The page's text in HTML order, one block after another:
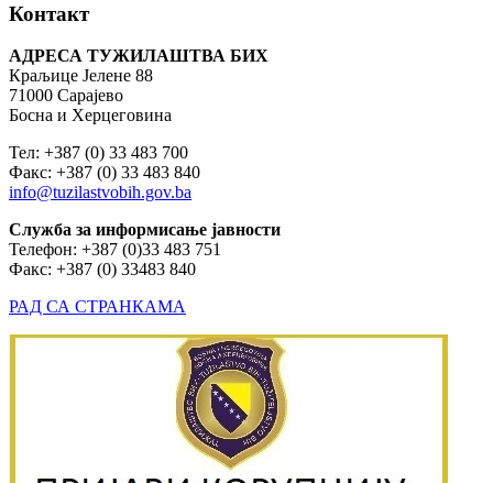
Контакт
АДРЕСА ТУЖИЛАШТВА БИХ
Краљице Јелене 88
71000 Сарајево
Босна и Херцеговина
Тел: +387 (0) 33 483 700
Факс: +387 (0) 33 483 840
info@tuzilastvobih.gov.ba
Служба за информисање јавности
Телефон: +387 (0)33 483 751
Факс: +387 (0) 33483 840
РАД СА СТРАНКАМА